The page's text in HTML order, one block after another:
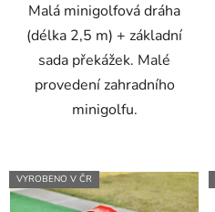
Malá minigolfová dráha
(délka 2,5 m) + základní
sada překážek. Malé
provedení zahradního
minigolfu.
VYROBENO V ČR